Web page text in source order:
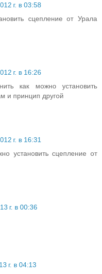
г. в 03:58
сцепление от Урала
г. в 16:26
как можно установить
и принцип другой
г. в 16:31
установить сцепление от
г. в 00:36
г. в 04:13